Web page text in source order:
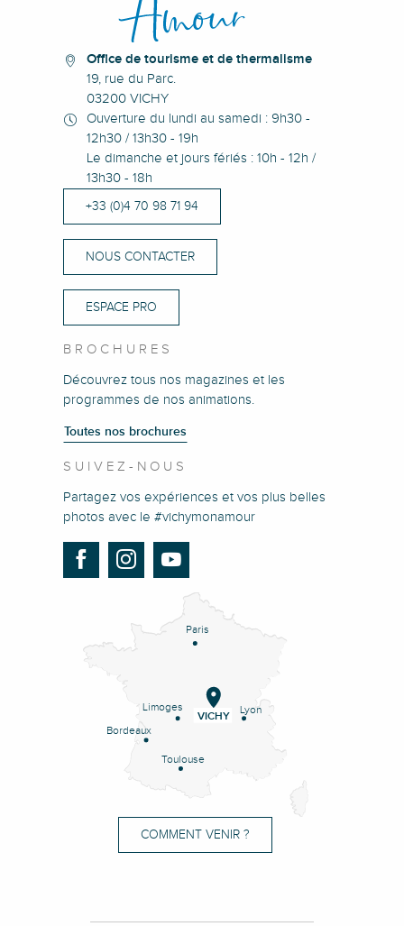
Office de tourisme et de thermalisme
19, rue du Parc.
03200 VICHY
Ouverture du lundi au samedi : 9h30 -
12h30 / 13h30 - 19h
Le dimanche et jours fériés : 10h - 12h /
13h30 - 18h
+33 (0)4 70 98 71 94
NOUS CONTACTER
ESPACE PRO
BROCHURES
Découvrez tous nos magazines et les
programmes de nos animations.
Toutes nos brochures
SUIVEZ-NOUS
Partagez vos expériences et vos plus belles
photos avec le #vichymonamour
Paris
Lyon
Limoges
Bordeaux
Toulouse
VICHY
COMMENT VENIR ?